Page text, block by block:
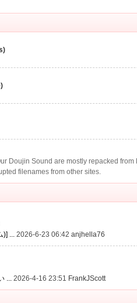
Doujin Sound are mostly repacked
filenames from other sites.
)] ... 2026-6-23 06:42 anjhella76
... 2026-4-16 23:51 FrankJScott